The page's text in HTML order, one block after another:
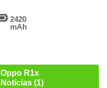
2420
mAh
Oppo R1x
Noticias (1)